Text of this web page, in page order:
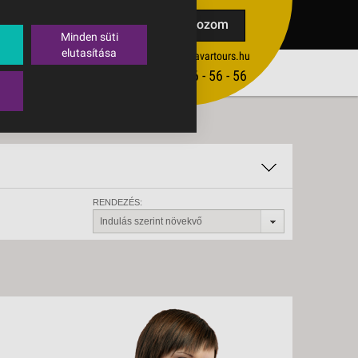
Feliratkozom
ertekesites@budavartours.hu
(+36­ 1) 3 - 56 - 56 - 56
TIPPEK
RENDEZÉS:
Indulás szerint növekvő
Minden süti
elutasítása